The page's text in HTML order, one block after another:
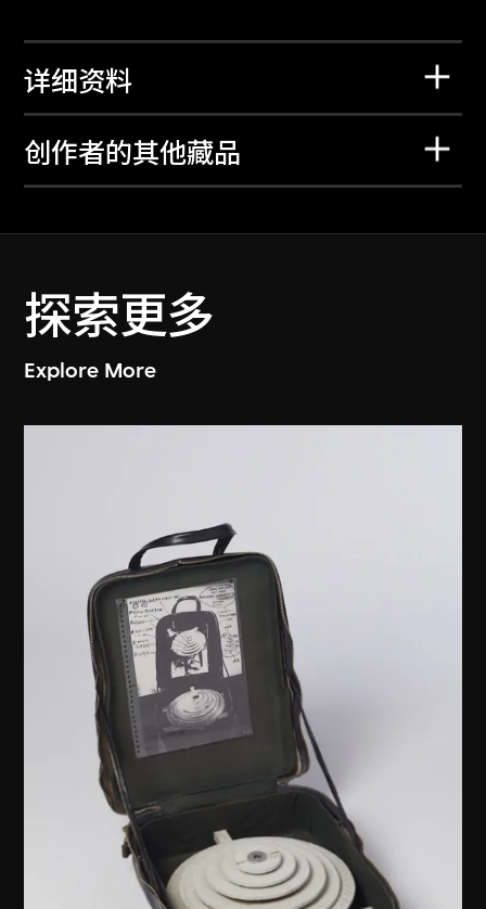
详细资料
创作者的其他藏品
探索更多
Explore More